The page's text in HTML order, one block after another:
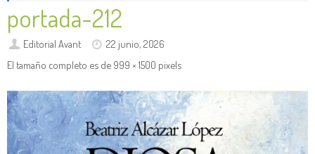
portada-212
Editorial Avant
22 junio, 2026
El tamaño completo es de 999 × 1500 pixels